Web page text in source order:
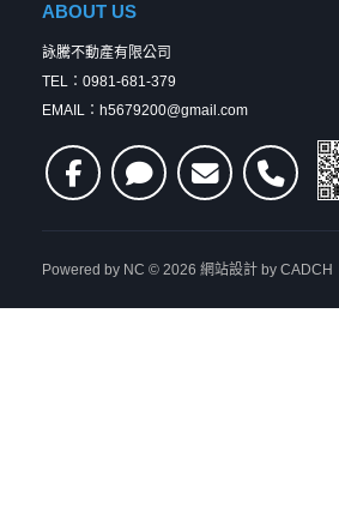
ABOUT US
詠騰不動產有限公司
TEL：0981-681-379
EMAIL：h5679200@gmail.com
Powered by NC © 2026 網站設計 by CADCH